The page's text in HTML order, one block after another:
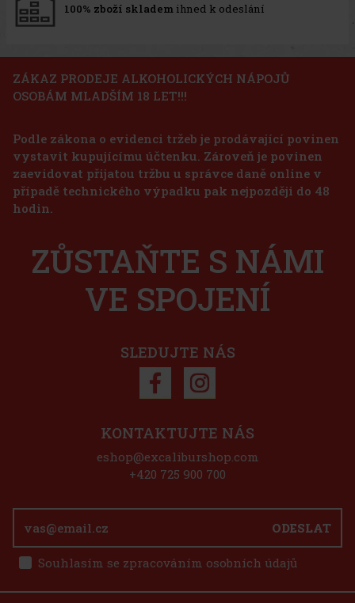
100% zboží skladem ihned k odeslání
ZÁKAZ PRODEJE ALKOHOLICKÝCH NÁPOJŮ
OSOBÁM MLADŠÍM 18 LET!!!
Podle zákona o evidenci tržeb je prodávající povinen
vystavit kupujícímu účtenku. Zároveň je povinen
zaevidovat přijatou tržbu u správce daně online v
případě technického výpadku pak nejpozději do 48
hodin.
ZŮSTAŇTE S NÁMI
VE SPOJENÍ
SLEDUJTE NÁS
ODESLAT
Souhlasím se zpracováním osobních údajů
KONTAKTUJTE NÁS
eshop@excaliburshop.com
+420 725 900 700